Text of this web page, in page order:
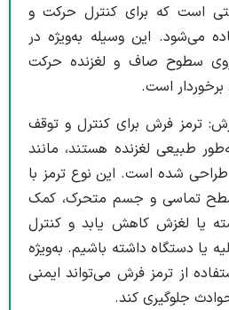
است که برای کنترل حرکت و
می‌شود. این وسیله به‌ویژه در
روی سطوح صاف و لغزنده حرکت
است.
ترمز فرش برای کنترل و توقف
طبیعی لغزنده هستند، مانند
شده است. این نوع ترمز با
تماسی و جسم متحرک، کمک
یا لغزش کاهش یابد و کنترل
یا دستگاه داشته باشیم. به‌ویژه
از ترمز فرش می‌تواند ایمنی
جلوگیری کند.